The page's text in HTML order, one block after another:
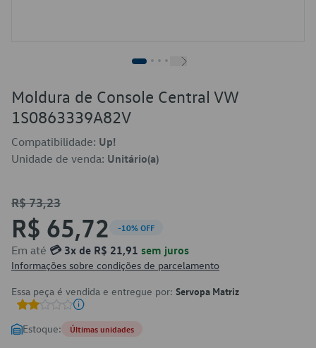
Moldura de Console Central VW
1S0863339A82V
Compatibilidade: Up!
Unidade de venda: Unitário(a)
R$ 73,23
R$ 65,72 -10% OFF
Em até 💳 3x de R$ 21,91 sem juros
Informações sobre condições de parcelamento
Essa peça é vendida e entregue por: Servopa Matriz
Estoque: Últimas unidades